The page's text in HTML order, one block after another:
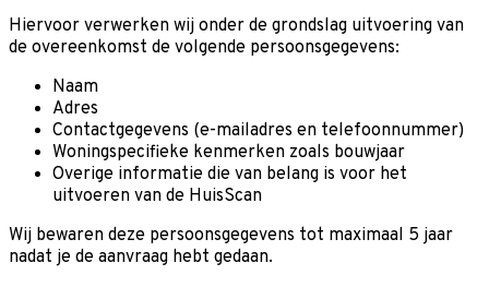
Hiervoor verwerken wij onder de grondslag uitvoering van
de overeenkomst de volgende persoonsgegevens:
Naam
Adres
Contactgegevens (e-mailadres en telefoonnummer)
Woningspecifieke kenmerken zoals bouwjaar
Overige informatie die van belang is voor het
uitvoeren van de HuisScan
Wij bewaren deze persoonsgegevens tot maximaal 5 jaar
nadat je de aanvraag hebt gedaan.